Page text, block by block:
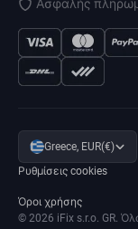
Ασφαλής
Greece, EUR(€)
Ρυθμίσεις cookies
Όροι χρήσης
© 2026 iFix s.r.o. GR.